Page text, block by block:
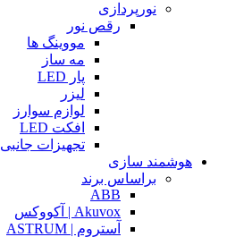
نورپردازی
رقص نور
مووینگ ها
مه ساز
پار LED
لیزر
لوازم سوارز
افکت LED
تجهیزات جانبی
هوشمند سازی
براساس برند
ABB
Akuvox | آکووکس
آستروم | ASTRUM